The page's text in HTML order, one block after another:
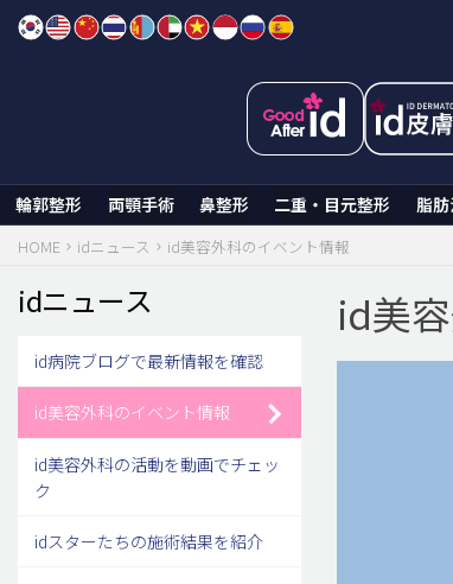
Skip
輪郭整形 両顎手術 鼻整形 二重・目元整形 脂
HOME idニュース id美容外科のイベント情報
id美
idニュース
id病院ブログで最新情報を確認
id美容外科のイベント情報
id美容外科の活動を動画でチェッ
ク
idスターたちの施術結果を紹介